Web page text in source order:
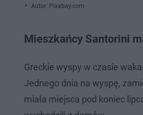
Autor: Pixabay.com
Mieszkańcy Santorini
Greckie wyspy w czasie
Jednego dnia na wyspę,
miała miejsca pod koniec